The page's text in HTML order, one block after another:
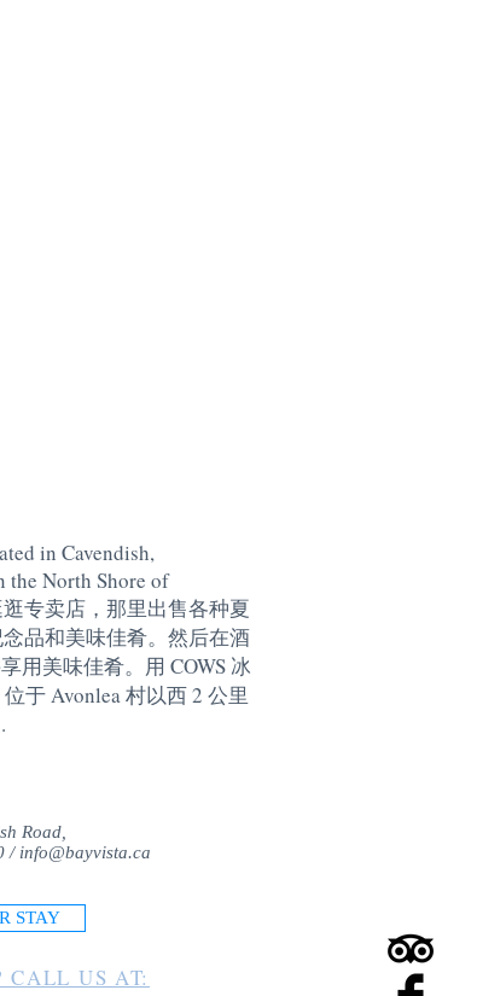
in Cavendish,
the North Shore of
专卖店，那里出售各种夏
品和美味佳肴。然后在酒
用美味佳肴。用 COWS 冰
于 Avonlea 村以西 2 公里
.
Road,
/ info@bayvista.ca
STAY
CALL US AT: